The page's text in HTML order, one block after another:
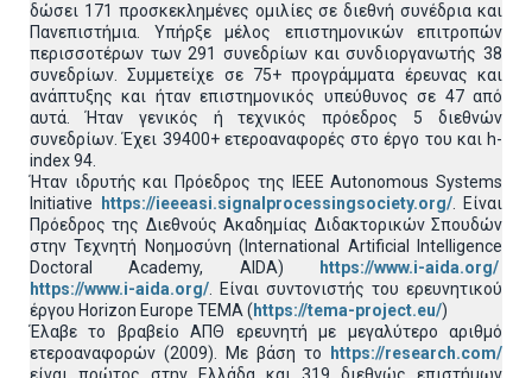
δώσει 171 προσκεκλημένες ομιλίες σε διεθνή συνέδρια και
Πανεπιστήμια. Υπήρξε μέλος επιστημονικών επιτροπών
περισσοτέρων των 291 συνεδρίων και συνδιοργανωτής 38
συνεδρίων. Συμμετείχε σε 75+ προγράμματα έρευνας και
ανάπτυξης και ήταν επιστημονικός υπεύθυνος σε 47 από
αυτά. Ήταν γενικός ή τεχνικός πρόεδρος 5 διεθνών
συνεδρίων. Έχει 39400+ ετεροαναφορές στο έργο του και h-
index 94.
Ήταν ιδρυτής και Πρόεδρος της IEEE Autonomous Systems
Initiative
https://ieeeasi.signalprocessingsociety.org/. Είναι
Πρόεδρος της Διεθνούς Ακαδημίας Διδακτορικών Σπουδών
στην Τεχνητή Νοημοσύνη (International Artificial Intelligence
Doctoral Academy, AIDA)
https://www.i-aida.org/
https://www.i-aida.org/ . Είναι συντονιστής του ερευνητικού
έργου Horizon Europe TEMA ( https://tema-project.eu/)
Έλαβε το βραβείο ΑΠΘ ερευνητή με μεγαλύτερο αριθμό
ετεροαναφορών (2009). Με βάση το
https://research.com/